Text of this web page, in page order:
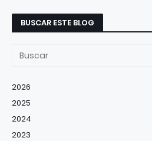
BUSCAR ESTE BLOG
2026
2025
2024
2023